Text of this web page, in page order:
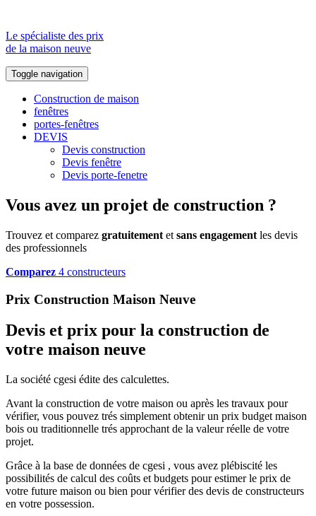
Le spécialiste des prix
de la maison neuve
Toggle navigation
Construction de maison
fenêtres
portes-fenêtres
DEVIS
Devis construction
Devis fenêtre
Devis porte-fenetre
Vous avez un projet de construction ?
Trouvez et comparez gratuitement et sans engagement les devis
des professionnels
Comparez 4 constructeurs
Prix Construction Maison Neuve
Devis et prix pour la construction de
votre maison neuve
La société cgesi édite des calculettes.
Avant la construction de votre maison ou après les travaux pour
vérifier, vous pouvez trés simplement obtenir un prix budget maison
bois ou traditionnelle trés approchant de la valeur réelle de votre
projet.
Grâce à la base de données de cgesi , vous avez plébiscité les
possibilités de calcul des coûts et budgets pour estimer le prix de
votre future maison ou bien pour vérifier des devis de constructeurs
en votre possession.